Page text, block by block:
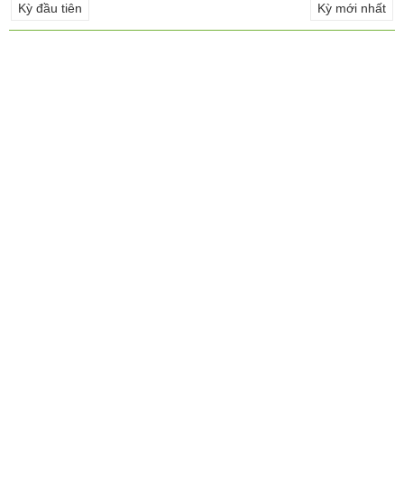
Kỳ đầu tiên Kỳ mới nhất